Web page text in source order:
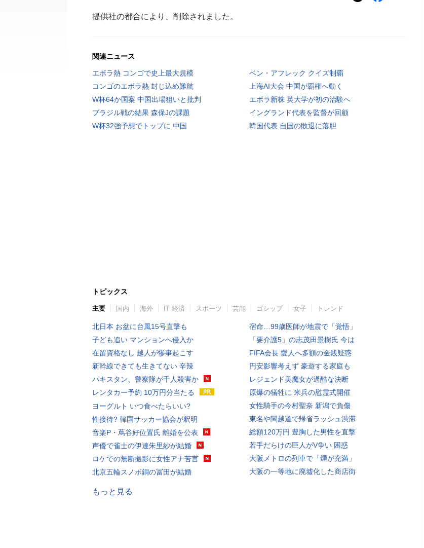
提供社の都合により、削除されました。
関連ニュース
エボラ熱 コンゴで史上最大規模
ベン・アフレック クイズ制覇
コンゴのエボラ熱 封じ込め難航
上海AI大会 中国が覇権へ動く
W杯64か国案 中国出場狙いと批判
エボラ新株 英大学が初の治験へ
ブラジル戦の結果 森保Jの課題
イングランド代表を監督が回顧
W杯32強予想でトップに 中国
韓国代表 自国の敗退に落胆
トピックス
主要 国内 海外 IT 経済 スポーツ 芸能 ゴシップ 女子 トレンド
北日本 お盆に台風15号直撃も
子ども追い マンションへ侵入か
在留資格なし 越人が惨事起こす
新幹線できても生きてない 辛辣
パキスタン、警察隊が千人殺害か
レンタカー予約 10万円分当たる
ヨーグルト いつ食べたらいい?
性接待? 韓国サッカー協会が釈明
音楽P・蔦谷好位置氏 離婚を公表
声優で雀士の伊達朱里紗が結婚
ロケでの無断撮影に女性アナ苦言
北京五輪スノボ銅の冨田が結婚
宿命…99歳医師が地震で「覚悟」
「要介護5」の志茂田景樹氏 今は
FIFA会長 愛人へ多額の金銭疑惑
円安影響考えず 豪遊する家庭も
レジェンド美魔女が過酷な決断
原爆の犠牲に 米兵の慰霊式開催
女性騎手の今村聖奈 新潟で負傷
東名や関越道で帰省ラッシュ渋滞
総額120万円 豊胸した男性を直撃
若手だらけの巨人がV争い 困惑
大阪メトロの列車で「煙が充満」
大阪の一等地に廃墟化した商店街
もっと見る